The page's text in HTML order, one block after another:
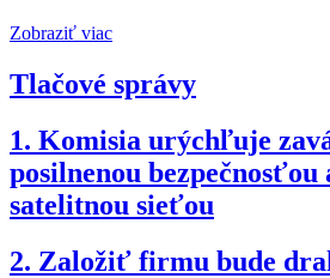
Zobraziť viac
Tlačové správy
1. Komisia urýchľuje
posilnenou bezpečnosťou
satelitnou sieťou
2. Založiť firmu bude